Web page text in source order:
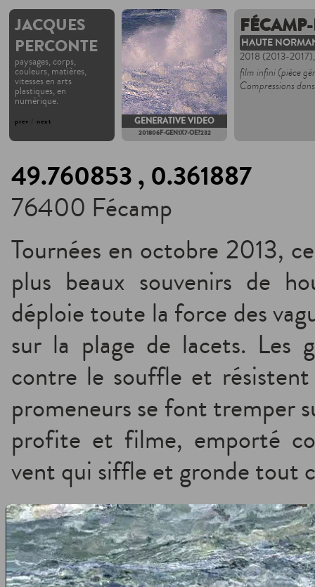
JACQUES
PERCONTE
paysages, corps,
couleurs, matières,
vitesses en arts
plastiques, en
numérique.
prev next GENERATIVE VIDEO
201806F-GEN1X7-OE?232
HAUTE
2018 (2013-
film infini (pièce
Compressions
49.760853 , 0.361887
76400 Fécamp
Tournées en octobre 2013,
plus beaux souvenirs de
déploie toute la force des
sur la plage de lacets. Les
contre le souffle et
promeneurs se font tremper
profite et filme, emporté
vent qui siffle et gronde tout